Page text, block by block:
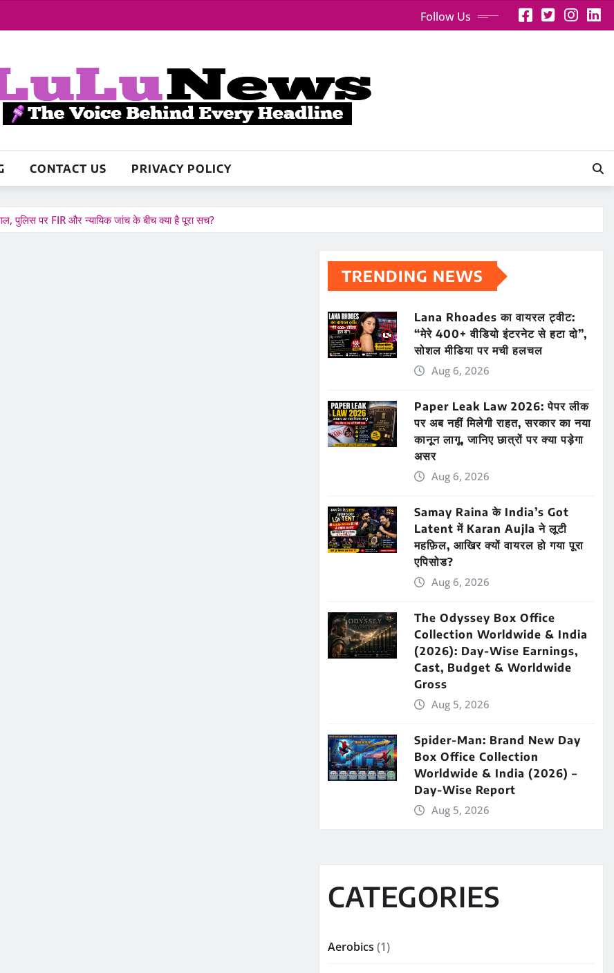
Follow Us
CONTACT US PRIVACY POLICY
पुलिस पर FIR और न्यायिक जांच के बीच क्या है पूरा सच?
TRENDING NEWS
Lana Rhoades का वायरल ट्वीट:
“मेरे 400+ वीडियो इंटरनेट से हटा दो”,
सोशल मीडिया पर मची हलचल
Aug 6, 2026
Paper Leak Law 2026: पेपर लीक
पर अब नहीं मिलेगी राहत, सरकार का नया
कानून लागू, जानिए छात्रों पर क्या पड़ेगा
असर
Aug 6, 2026
Samay Raina के India’s Got
Latent में Karan Aujla ने लूटी
महफ़िल, आखिर क्यों वायरल हो गया पूरा
एपिसोड?
Aug 6, 2026
The Odyssey Box Office
Collection Worldwide & India
(2026): Day-Wise Earnings,
Cast, Budget & Worldwide
Gross
Aug 5, 2026
Spider-Man: Brand New Day
Box Office Collection
Worldwide & India (2026) –
Day-Wise Report
Aug 5, 2026
CATEGORIES
Aerobics (1)